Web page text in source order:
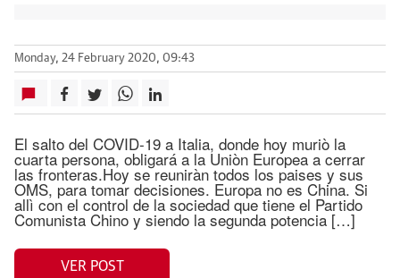
Monday, 24 February 2020, 09:43
El salto del COVID-19 a Italia, donde hoy muriò la
cuarta persona, obligará a la Uniòn Europea a cerrar
las fronteras.Hoy se reuniràn todos los paises y sus
OMS, para tomar decisiones. Europa no es China. Si
allì con el control de la sociedad que tiene el Partido
Comunista Chino y siendo la segunda potencia […]
VER POST